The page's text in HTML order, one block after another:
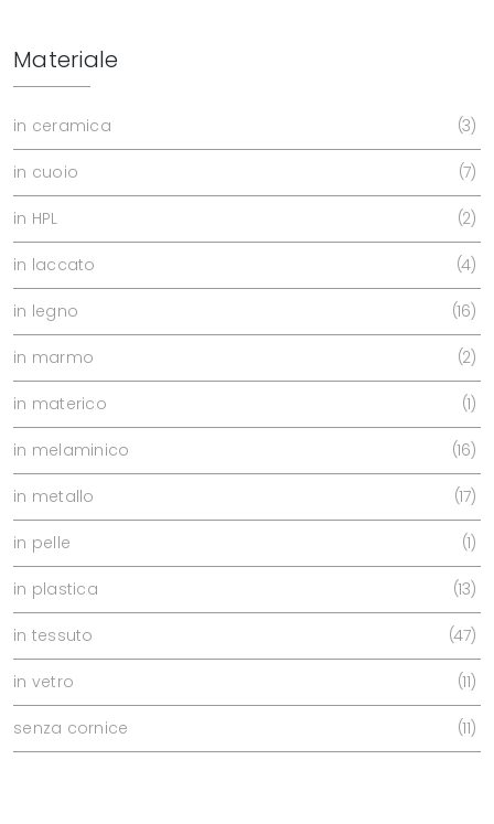
Materiale
in ceramica 3
in cuoio 7
in HPL 2
in laccato 4
in legno 16
in marmo 2
in materico 1
in melaminico 16
in metallo 17
in pelle 1
in plastica 13
in tessuto 47
in vetro 11
senza cornice 11